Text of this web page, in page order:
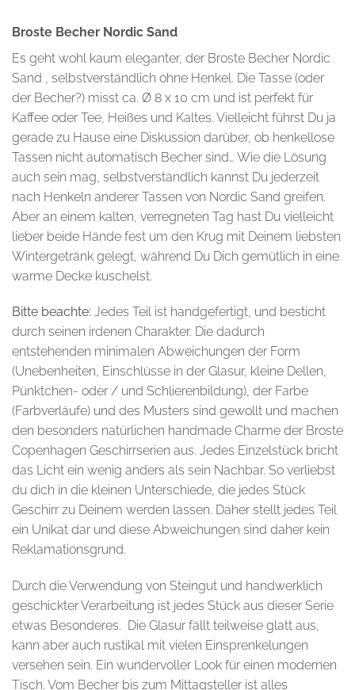
Broste Becher Nordic Sand
Es geht wohl kaum eleganter, der Broste Becher Nordic
Sand , selbstverständlich ohne Henkel. Die Tasse (oder
der Becher?) misst ca. Ø 8 x 10 cm und ist perfekt für
Kaffee oder Tee, Heißes und Kaltes. Vielleicht führst Du ja
gerade zu Hause eine Diskussion darüber, ob henkellose
Tassen nicht automatisch Becher sind… Wie die Lösung
auch sein mag, selbstverständlich kannst Du jederzeit
nach Henkeln anderer Tassen von Nordic Sand greifen.
Aber an einem kalten, verregneten Tag hast Du vielleicht
lieber beide Hände fest um den Krug mit Deinem liebsten
Wintergetränk gelegt, während Du Dich gemütlich in eine
warme Decke kuschelst.
Bitte beachte: Jedes Teil ist handgefertigt, und besticht
durch seinen irdenen Charakter. Die dadurch
entstehenden minimalen Abweichungen der Form
(Unebenheiten, Einschlüsse in der Glasur, kleine Dellen,
Pünktchen- oder / und Schlierenbildung), der Farbe
(Farbverläufe) und des Musters sind gewollt und machen
den besonders natürlichen handmade Charme der Broste
Copenhagen Geschirrserien aus. Jedes Einzelstück bricht
das Licht ein wenig anders als sein Nachbar. So verliebst
du dich in die kleinen Unterschiede, die jedes Stück
Geschirr zu Deinem werden lassen. Daher stellt jedes Teil
ein Unikat dar und diese Abweichungen sind daher kein
Reklamationsgrund.
Durch die Verwendung von Steingut und handwerklich
geschickter Verarbeitung ist jedes Stück aus dieser Serie
etwas Besonderes. Die Glasur fällt teilweise glatt aus,
kann aber auch rustikal mit vielen Einsprenkelungen
versehen sein. Ein wundervoller Look für einen modernen
Tisch. Vom Becher bis zum Mittagsteller ist alles